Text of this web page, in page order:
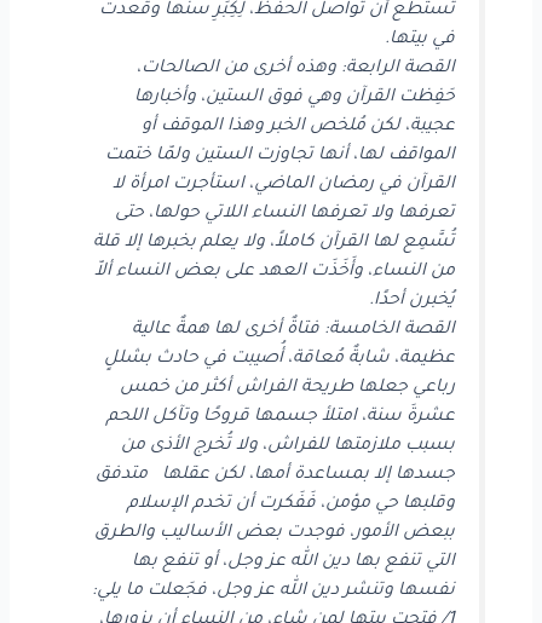
تستطع أن تواصل الحفظ، لِكِبَرِ سنها وقعدت
في بيتها.
القصة الرابعة: وهذه أخرى من الصالحات،
حَفِظت القرآن وهي فوق الستين، وأخبارها
عجيبة، لكن مُلخص الخبر وهذا الموقف أو
المواقف لها، أنها تجاوزت الستين ولمّا ختمت
القرآن في رمضان الماضي، استأجرت امرأة لا
تعرفها ولا تعرفها النساء اللاتي حولها، حتى
تُسَّمِع لها القرآن كاملاً، ولا يعلم بخبرها إلا قلة
من النساء، وأَخَذَت العهد على بعض النساء ألاّ
يُخبرن أحدًا.
القصة الخامسة: فتاةٌ أخرى لها همةٌ عالية
عظيمة، شابةٌ مُعاقة، أُصيبت في حادث بشللٍ
رباعي جعلها طريحة الفراش أكثر من خمس
عشرةَ سنة، امتلأ جسمها قروحًا وتآكل اللحم
بسبب ملازمتها للفراش، ولا تُخرج الأذى من
جسدها إلا بمساعدة أمها، لكن عقلها متدفق
وقلبها حي مؤمن، فَفَكرت أن تخدم الإسلام
ببعض الأمور، فوجدت بعض الأساليب والطرق
التي تنفع بها دين الله عز وجل، أو تنفع بها
نفسها وتنشر دين الله عز وجل، فجَعلت ما يلي: